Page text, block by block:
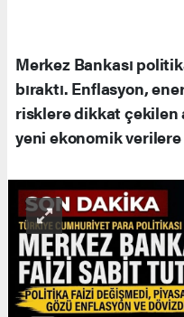
Merkez Bankası
bıraktı. Enflasyon,
risklere dikkat çekilen
yeni ekonomik verilere